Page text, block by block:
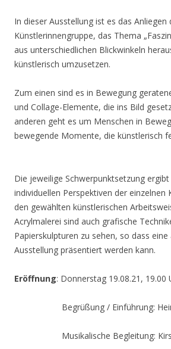
In dieser Ausstellung ist es das Anliegen
Künstlerinnengruppe, das Thema
aus unterschiedlichen Blickwinkeln
künstlerisch umzusetzen.
Zum einen sind es in Bewegung
und Collage-Elemente, die ins Bild
anderen geht es um Menschen in
bewegende Momente, die künstlerisch
Die jeweilige Schwerpunktsetzung
individuellen Perspektiven der einzelnen
den gewählten künstlerischen
Acrylmalerei sind auch grafische
Papierskulpturen zu sehen, so dass
Ausstellung präsentiert werden kann.
Eröffnung: Donnerstag 19.08.21, 19.00
Begrüßung / Einführung:
Musikalische Begleitung: